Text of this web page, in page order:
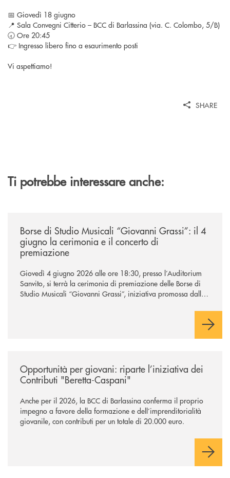
📅 Giovedì 18 giugno
📍 Sala Convegni Citterio – BCC di Barlassina (via. C. Colombo, 5/B)
🕣 Ore 20:45
👉 Ingresso libero fino a esaurimento posti
Vi aspettiamo!
SHARE
Ti potrebbe interessare anche:
Borse di Studio Musicali “Giovanni Grassi”: il 4
giugno la cerimonia e il concerto di
premiazione
Giovedì 4 giugno 2026 alle ore 18:30, presso l’Auditorium
Sanvito, si terrà la cerimonia di premiazione delle Borse di
Studio Musicali “Giovanni Grassi”, iniziativa promossa dalla
Opportunità per giovani: riparte l’iniziativa dei
Contributi "Beretta-Caspani"
Anche per il 2026, la BCC di Barlassina conferma il proprio
impegno a favore della formazione e dell’imprenditorialità
giovanile, con contributi per un totale di 20.000 euro.